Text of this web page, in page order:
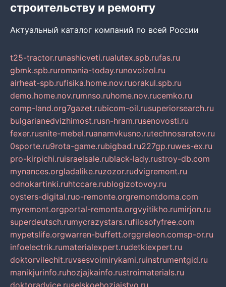
строительству и ремонту
Актуальный каталог компаний по всей России
t25-tractor.runashicveti.rualutex.spb.rufas.ru
gbmk.spb.ruromania-today.runovoizol.ru
airheat-spb.rufisika.home.nov.ruorakul.spb.ru
demo.home.nov.rumnso.ruhome.nov.rucemko.ru
comp-land.org7gazet.rubicom-oil.rusuperiorsearch.ru
bulgarianedvizhimost.rusn-hram.rusenovosti.ru
fexer.rusnite-mebel.ruanamvkusno.rutechnosaratov.ru
0sporte.ru9rota-game.rubigbad.ru227gp.ruwes-ex.ru
pro-kirpichi.ruisraelsale.rublack-lady.rustroy-db.com
mynances.orgladalike.ruzozor.rudvigremont.ru
odnokartinki.ruhtccare.rublogizotovoy.ru
oysters-digital.ruo-remonte.orgremontdoma.com
myremont.orgportal-remonta.orgvyitikho.rumirjon.ru
superdeutsch.rumycrazystars.rufilosofyfree.com
mypetslife.orgwarren-buffett.orggreleon.comsp-or.ru
infoelectrik.rumaterialexpert.rudetkiexpert.ru
doktorvilechit.ruvsesvoimirykami.ruinstrumentgid.ru
manikjurinfo.ruhozjajkainfo.rustroimaterials.ru
doktoradvice.ruselskoehozjajstvo.ru